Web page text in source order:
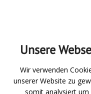
Angeln
Unsere
Wir verwenden
unserer Website zu
somit analysiert um